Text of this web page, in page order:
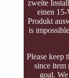
zweite
einen
Produkt
is
Please keep
since item
goal.